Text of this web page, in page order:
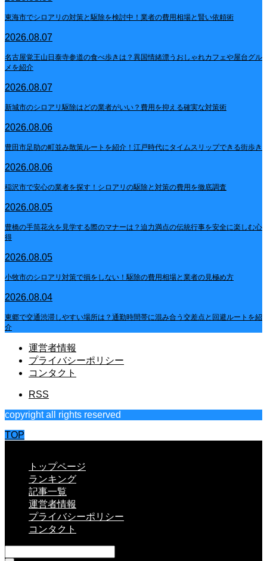
東海市でシロアリの対策と駆除を検討中！業者の費用相場と賢い依頼術
2026.08.07
名古屋覚王山日泰寺参道の食べ歩きは？異国情緒漂うおしゃれカフェや屋台グル
メを紹介
2026.08.07
新城市のシロアリ駆除はどの業者がいい？費用を抑える確実な対策術
2026.08.06
豊田市足助の町並み散策ルートを紹介！江戸時代にタイムスリップできる街歩き
2026.08.06
稲沢市で安心の業者を探す！シロアリの駆除と対策の費用を徹底調査
2026.08.05
豊橋の手筒花火を見学する際のマナーは？迫力満点の伝統行事を安全に楽しむ心
得
2026.08.05
小牧市のシロアリ対策で損をしない！駆除の費用相場と業者の見極め方
2026.08.04
東郷で交通渋滞しやすい場所は？通勤時間帯に混み合う交差点と回避ルートを紹
介
運営者情報
プライバシーポリシー
コンタクト
RSS
copyright all rights reserved
TOP
トップページ
ランキング
記事一覧
運営者情報
プライバシーポリシー
コンタクト